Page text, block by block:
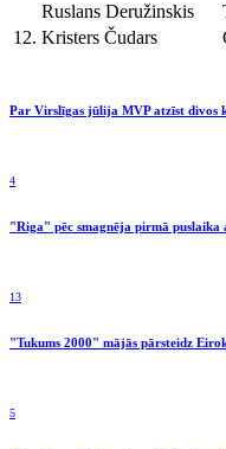
Ruslans Deružinskis
12. Kristers Čudars
Par Virslīgas jūlija MVP atzīst divos
4
"Riga" pēc smagnēja pirmā puslaika
13
"Tukums 2000" mājās pārsteidz
5